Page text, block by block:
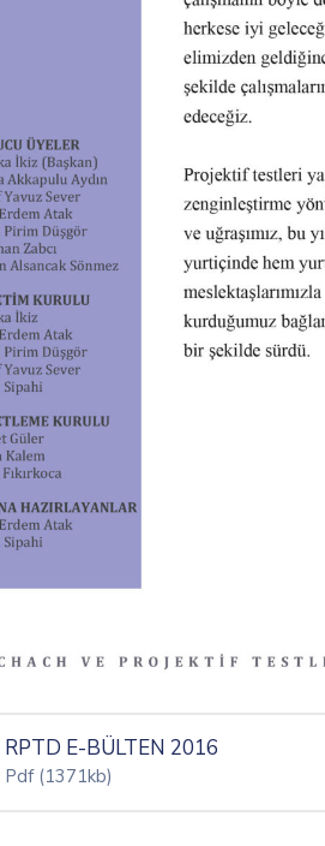
RPTD E-BÜLTEN 2016
Pdf (1371kb)